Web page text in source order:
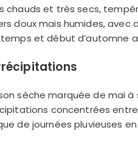
chauds et très secs,
doux mais humides,
et début d’automne
sèche marquée de mai
concentrées
de journées pluvieuses